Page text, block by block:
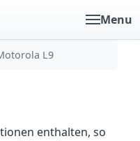
Menu
L9
enthalten, so